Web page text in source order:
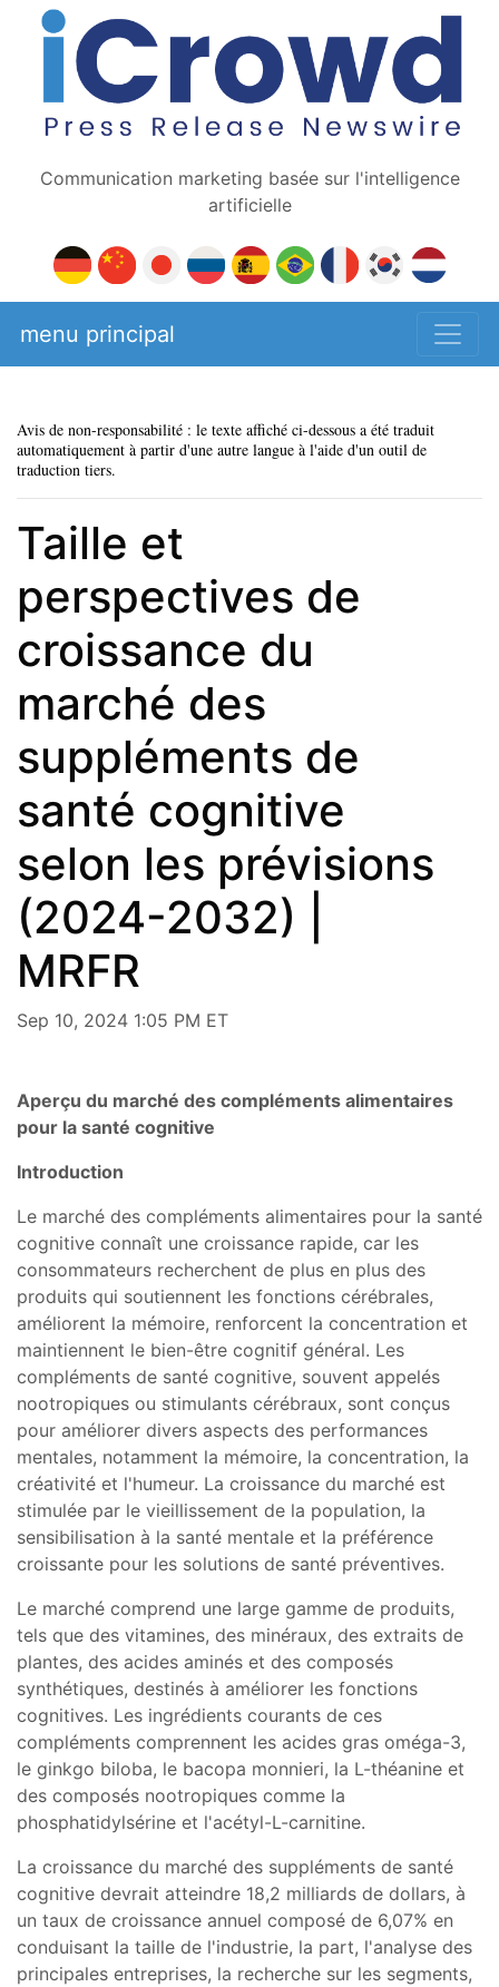
Communication marketing basée sur l'intelligence
artificielle
menu principal
Avis de non-responsabilité : le texte affiché ci-dessous a été traduit
automatiquement à partir d'une autre langue à l'aide d'un outil de
traduction tiers.
Taille et
perspectives de
croissance du
marché des
suppléments de
santé cognitive
selon les prévisions
(2024-2032) |
MRFR
Sep 10, 2024 1:05 PM ET
Aperçu du marché des compléments alimentaires
pour la santé cognitive
Introduction
Le marché des compléments alimentaires pour la santé
cognitive connaît une croissance rapide, car les
consommateurs recherchent de plus en plus des
produits qui soutiennent les fonctions cérébrales,
améliorent la mémoire, renforcent la concentration et
maintiennent le bien-être cognitif général. Les
compléments de santé cognitive, souvent appelés
nootropiques ou stimulants cérébraux, sont conçus
pour améliorer divers aspects des performances
mentales, notamment la mémoire, la concentration, la
créativité et l'humeur. La croissance du marché est
stimulée par le vieillissement de la population, la
sensibilisation à la santé mentale et la préférence
croissante pour les solutions de santé préventives.
Le marché comprend une large gamme de produits,
tels que des vitamines, des minéraux, des extraits de
plantes, des acides aminés et des composés
synthétiques, destinés à améliorer les fonctions
cognitives. Les ingrédients courants de ces
compléments comprennent les acides gras oméga-3,
le ginkgo biloba, le bacopa monnieri, la L-théanine et
des composés nootropiques comme la
phosphatidylsérine et l'acétyl-L-carnitine.
La croissance du marché des suppléments de santé
cognitive devrait atteindre 18,2 milliards de dollars, à
un taux de croissance annuel composé de 6,07% en
conduisant la taille de l'industrie, la part, l'analyse des
principales entreprises, la recherche sur les segments,